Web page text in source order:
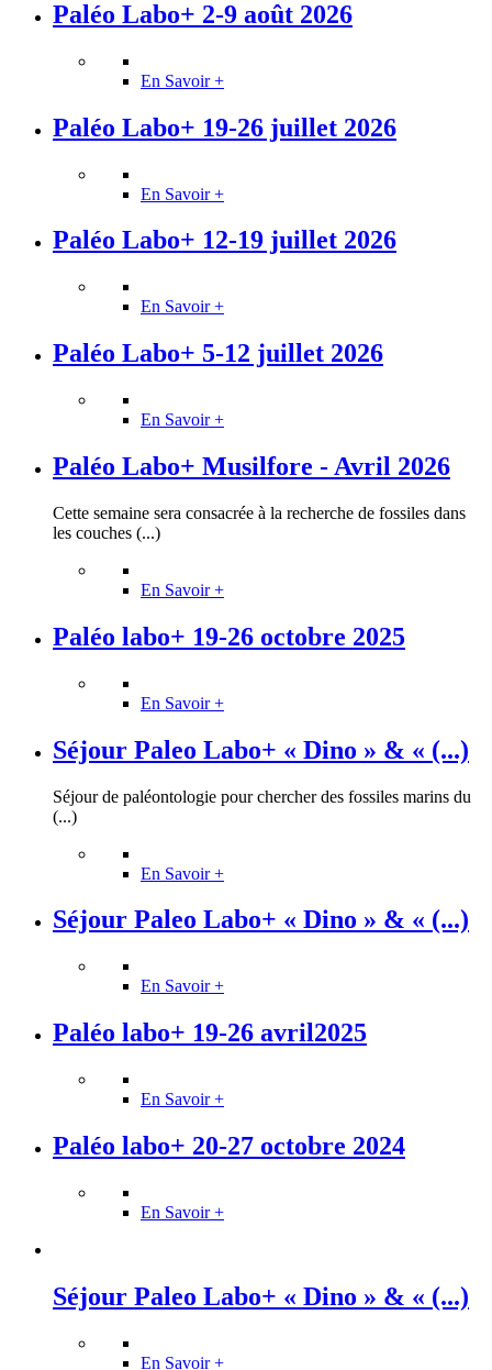
Paléo Labo+ 2-9 août 2026
En Savoir +
Paléo Labo+ 19-26 juillet 2026
En Savoir +
Paléo Labo+ 12-19 juillet 2026
En Savoir +
Paléo Labo+ 5-12 juillet 2026
En Savoir +
Paléo Labo+ Musilfore - Avril 2026
Cette semaine sera consacrée à la recherche de fossiles dans
les couches (...)
En Savoir +
Paléo labo+ 19-26 octobre 2025
En Savoir +
Séjour Paleo Labo+ « Dino » & « (...)
Séjour de paléontologie pour chercher des fossiles marins du
(...)
En Savoir +
Séjour Paleo Labo+ « Dino » & « (...)
En Savoir +
Paléo labo+ 19-26 avril2025
En Savoir +
Paléo labo+ 20-27 octobre 2024
En Savoir +
Séjour Paleo Labo+ « Dino » & « (...)
En Savoir +